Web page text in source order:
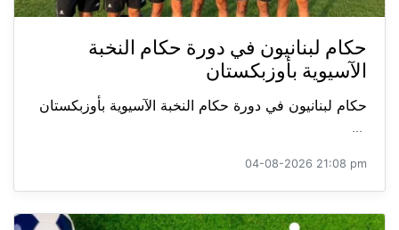
حكام لبنانيون في دورة حكام النخبة
الآسيوية بأوزبكستان
حكام لبنانيون في دورة حكام النخبة الآسيوية بأوزبكستان
...
04-08-2026 21:08 pm